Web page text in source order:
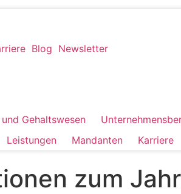
Blog Newsletter
Gehaltswesen
Leistungen Mandanten Karriere
zum